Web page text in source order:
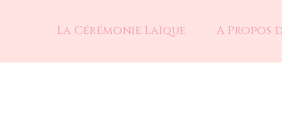
La Cérémonie Laïque A Propos